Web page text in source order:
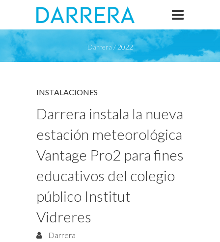
Darrera / 2022
INSTALACIONES
Darrera instala la nueva
estación meteorológica
Vantage Pro2 para fines
educativos del colegio
público Institut
Vidreres
Darrera